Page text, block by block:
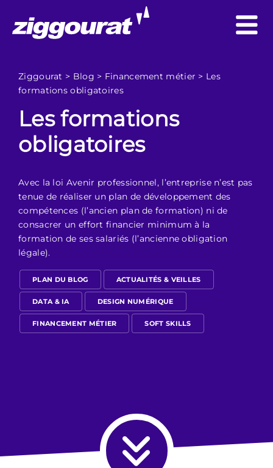
Ziggourat > Blog > Financement métier > Les
formations obligatoires
Les formations
obligatoires
Avec la loi Avenir professionnel, l’entreprise n’est pas
tenue de réaliser un plan de développement des
compétences (l’ancien plan de formation) ni de
consacrer un effort financier minimum à la
formation de ses salariés (l’ancienne obligation
légale).
PLAN DU BLOG ACTUALITÉS & VEILLES
DATA & IA DESIGN NUMÉRIQUE
FINANCEMENT MÉTIER SOFT SKILLS